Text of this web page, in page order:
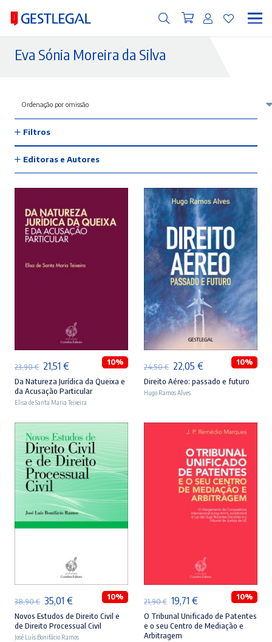
Eva Sónia Moreira da Silva
Filtros
Editoras e Autores
ADICIONAR
23,90€ O
preço
original
23,90 €.
21,51 €O
preço
atual
21,51 €.
10%
Da Natureza Jurídica da Queixa e
da Acusação Particular
Elisa de Santa Maria Teixeira
ADICIONAR
24,50€ O
preço
original
24,50 €.
22,05 €O
preço
22,05 €.
10%
Direito Aéreo: passado e futuro
Hugo Ramos Alves
ADICIONAR
38,90€ O
preço
original
35,01 €O
preço
atual
10%
Novos Estudos de Direito Civil e
de Direito Processual Civil
José Luís Bonifácio Ramos
ADICIONAR
21,90€ O
preço
original
19,71 €O
preço
atual
10%
O Tribunal Unificado de Patentes
e o seu Centro de Mediação e
Arbitragem